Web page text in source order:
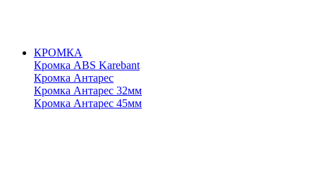
КРОМКА
Кромка ABS Karebant
Кромка Антарес
Кромка Антарес 32мм
Кромка Антарес 45мм